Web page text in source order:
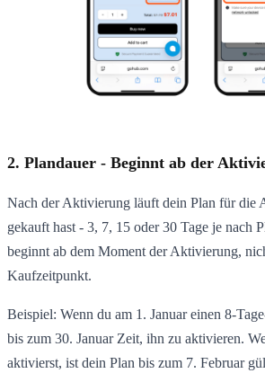
2. Plandauer - Beginnt ab der
Nach der Aktivierung läuft dein Plan für die
gekauft hast - 3, 7, 15 oder 30 Tage je nach
beginnt ab dem Moment der Aktivierung,
Kaufzeitpunkt.
Beispiel: Wenn du am 1. Januar einen 8-
bis zum 30. Januar Zeit, ihn zu aktivieren.
aktivierst, ist dein Plan bis zum 7. Februar